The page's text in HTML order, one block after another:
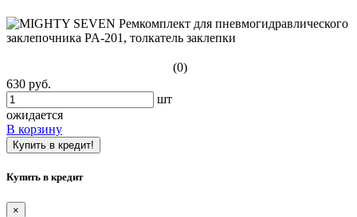
(0)
630 руб.
шт
ожидается
В корзину
Купить в кредит!
Купить в кредит
×